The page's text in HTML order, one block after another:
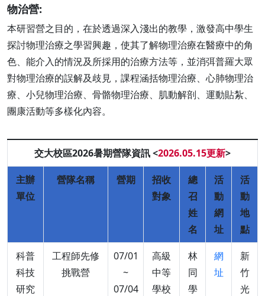
物治營:
本研習營之目的，在於透過深入淺出的教學，激發高中學生
探討物理治療之學習興趣，使其了解物理治療在醫療中的角
色、能介入的情況及所採用的治療方法等，並消弭普羅大眾
對物理治療的誤解及歧見，課程涵括物理治療、心肺物理治
療、小兒物理治療、骨骼物理治療、肌動解剖、運動貼紮、
團康活動等多樣化內容。
交大校區2026暑期營隊資訊 <2026.05.15更新>
主辦
單位
營隊名稱 營期
招收
對象
總
召
姓
名
活
動
網
址
活
動
地
點
科普
科技
研究
工程師先修
挑戰營
07/01
~
07/04
高級
中等
學校
林
同
學
網
址
新
竹
光